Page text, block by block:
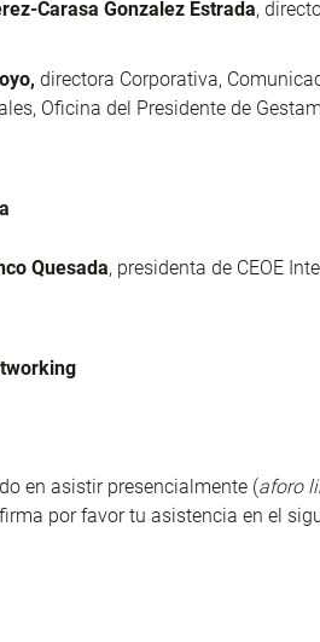
Carasa Gonzalez Estrada,
directora Corporativa,
Oficina del Presidente de
Quesada, presidenta de CEOE
en asistir presencialmente (aforo
por favor tu asistencia en el